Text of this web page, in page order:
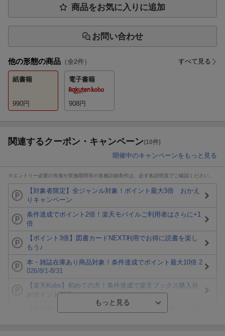
商品をお気に入りに追加
お問い合わせ
他の形態の商品 （全2件） すべて見る
紙書籍
990円
電子書籍
908円
関連するクーポン・キャンペーン(10件)
開催中のキャンペーンをもっと見る
※エントリー必要の有無や実施期間等の各種詳細条件は、必ず各説明頁でご確認ください。
【対象者限定】全ジャンル対象！ポイント最大3倍 おかえ
りキャンペーン
条件達成でポイント2倍！楽天モバイルご利用者はさらに+1
倍
【ポイント3倍】図書カードNEXT利用でお得に読書を楽し
もう♪
本・雑誌在庫あり商品対象！条件達成でポイント最大10倍 2
026/8/1-8/31
【楽天Kobo】初めての方！条件達成で楽天ブックス購入分
がポイント20倍